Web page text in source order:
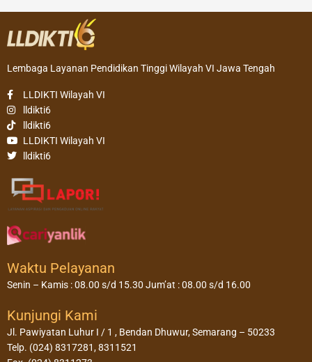
Lembaga Layanan Pendidikan Tinggi Wilayah VI Jawa Tengah
LLDIKTI Wilayah VI
lldikti6
lldikti6
LLDIKTI Wilayah VI
lldikti6
Waktu Pelayanan
Senin – Kamis : 08.00 s/d 15.30 Jum’at : 08.00 s/d 16.00
Kunjungi Kami
Jl. Pawiyatan Luhur I / 1 , Bendan Dhuwur, Semarang – 50233
Telp. (024) 8317281, 8311521